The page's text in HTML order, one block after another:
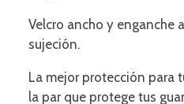
Velcro ancho y enganche
sujeción.
La mejor protección para
la par que protege tus